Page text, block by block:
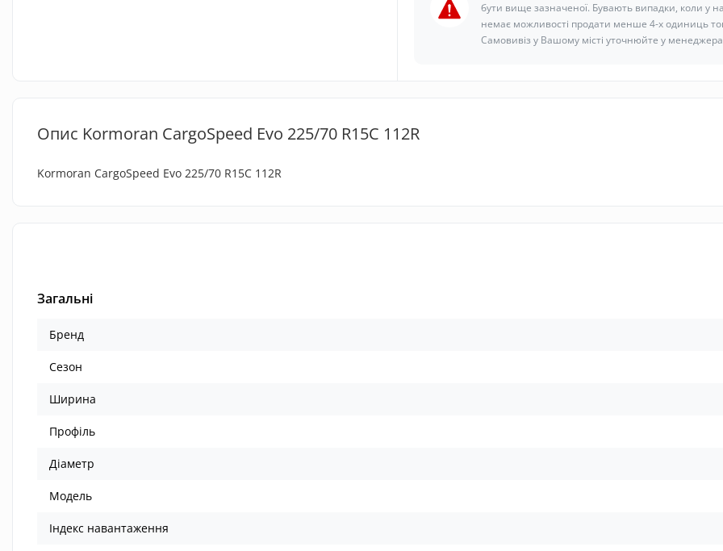
бути вище зазначеної. Бувають випадки, коли у
немає можливості продати менше 4-х одиниць
Самовивіз у Вашому місті уточнюйте у
Опис Kormoran CargoSpeed Evo 225/70 R15C 112R
Kormoran CargoSpeed Evo 225/70 R15C 112R
Загальні
Бренд
Сезон
Ширина
Профіль
Діаметр
Модель
Індекс навантаження